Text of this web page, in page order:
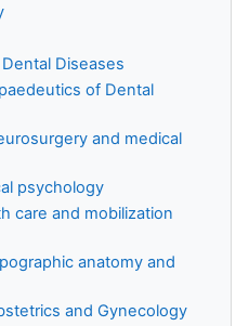
Diseases
of Dental
and medical
psychology
care and mobilization
anatomy and
and Gynecology